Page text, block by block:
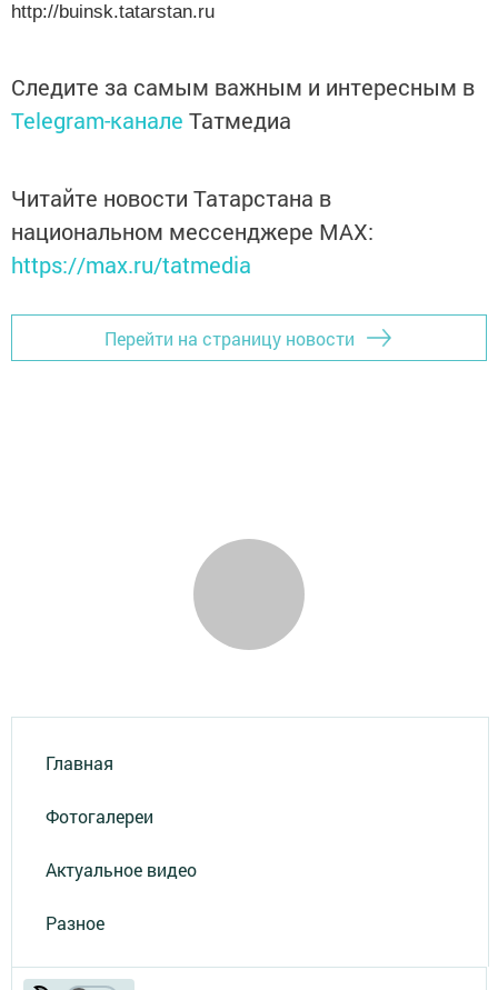
http://buinsk.tatarstan.ru
Следите за самым важным и интересным в
Telegram-канале Татмедиа
Читайте новости Татарстана в
национальном мессенджере MАХ:
https://max.ru/tatmedia
Перейти на страницу новости
Главная
Фотогалереи
Актуальное видео
Разное